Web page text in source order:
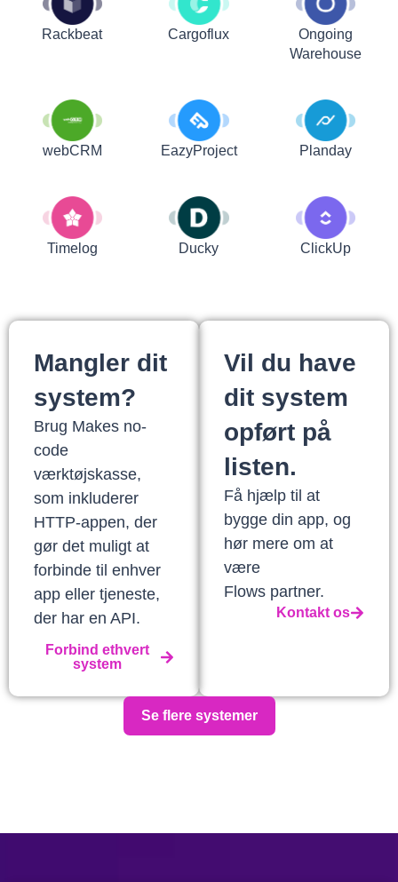
Rackbeat Cargoflux
Ongoing
Warehouse
webCRM EazyProject Planday
Timelog Ducky ClickUp
Mangler dit
system?
Brug Makes no-
code
værktøjskasse,
som inkluderer
HTTP-appen, der
gør det muligt at
forbinde til enhver
app eller tjeneste,
der har en API.
Forbind ethvert
system
Vil du have
dit system
opført på
listen.
Få hjælp til at
bygge din app, og
hør mere om at
være
Flows partner.
Kontakt os
Se flere systemer